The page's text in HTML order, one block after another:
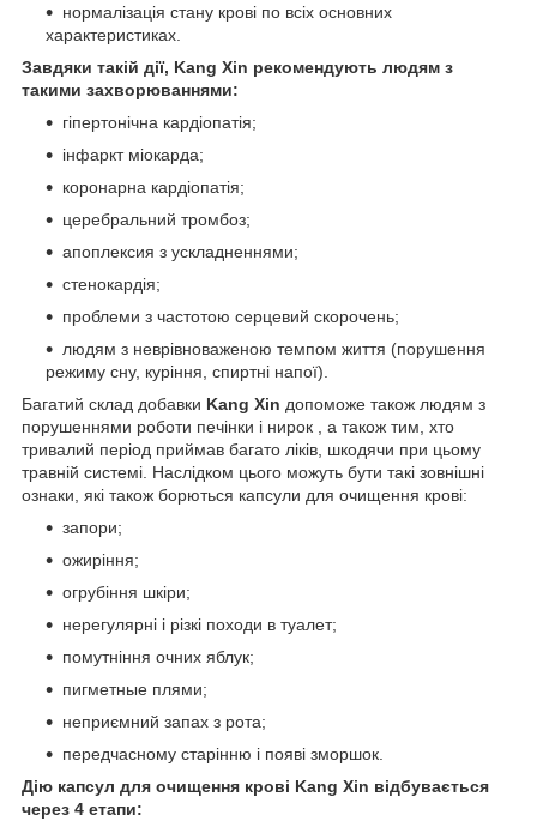
нормалізація стану крові по всіх основних
характеристиках.
Завдяки такій дії, Kang Xin рекомендують людям з
такими захворюваннями:
гіпертонічна кардіопатія;
інфаркт міокарда;
коронарна кардіопатія;
церебральний тромбоз;
апоплексия з ускладненнями;
стенокардія;
проблеми з частотою серцевий скорочень;
людям з неврівноваженою темпом життя (порушення
режиму сну, куріння, спиртні напої).
Багатий склад добавки Kang Xin допоможе також людям з
порушеннями роботи печінки і нирок , а також тим, хто
тривалий період приймав багато ліків, шкодячи при цьому
травній системі. Наслідком цього можуть бути такі зовнішні
ознаки, які також борються капсули для очищення крові:
запори;
ожиріння;
огрубіння шкіри;
нерегулярні і різкі походи в туалет;
помутніння очних яблук;
пигметные плями;
неприємний запах з рота;
передчасному старінню і появі зморшок.
Дію капсул для очищення крові Kang Xin відбувається
через 4 етапи: